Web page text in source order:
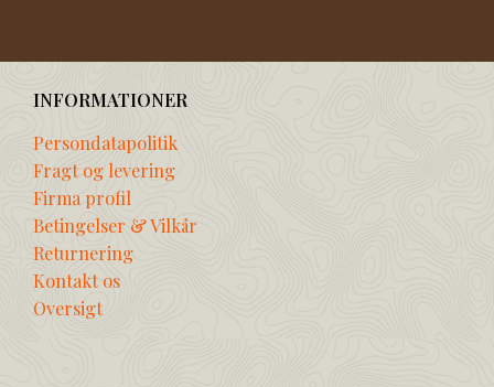
INFORMATIONER
Persondatapolitik
Fragt og levering
Firma profil
Betingelser & Vilkår
Returnering
Kontakt os
Oversigt